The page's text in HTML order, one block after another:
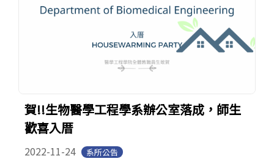
賀!!生物醫學工程學系辦公室落成，師生
歡喜入厝
2022-11-24 系所公告